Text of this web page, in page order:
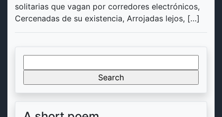
solitarias que vagan por corredores electrónicos,
Cercenadas de su existencia, Arrojadas lejos, […]
for: